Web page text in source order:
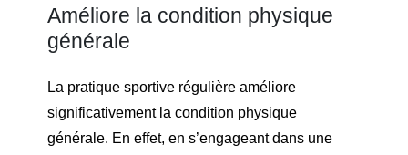
Améliore la condition physique
générale
La pratique sportive régulière améliore
significativement la condition physique
générale. En effet, en s’engageant dans une